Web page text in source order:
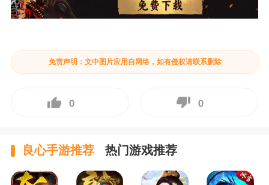
免责声明：文中图片应用自网络，如有侵权请联系删除
0 0
良心手游推荐 热门游戏推荐